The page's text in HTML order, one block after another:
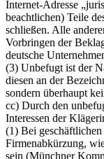
Internet-Adresse
beachtlichen) Teile
schließen. Alle
Vorbringen der
deutsche
(3) Unbefugt ist der
diesen an der
sondern überhaupt
cc) Durch den
Interessen der
(1) Bei
Firmenabkürzung,
sein (Münchner